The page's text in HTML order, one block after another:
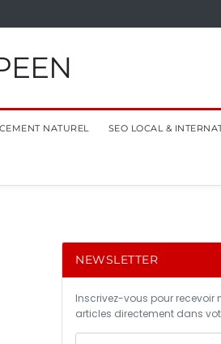
NATUREL SEO LOCAL &
NEWSLETTER
Inscrivez-vous pour recevoir
articles directement dans